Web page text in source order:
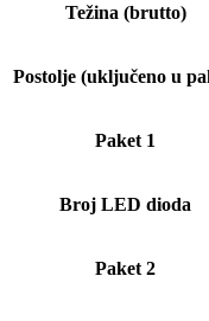
Težina (brutto)
Postolje (uključeno u
Paket 1
Broj LED dioda
Paket 2